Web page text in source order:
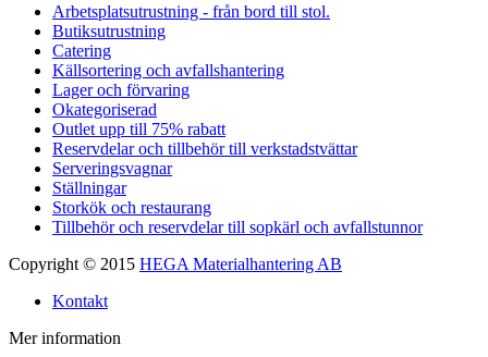
Arbetsplatsutrustning - från bord till stol.
Butiksutrustning
Catering
Källsortering och avfallshantering
Lager och förvaring
Okategoriserad
Outlet upp till 75% rabatt
Reservdelar och tillbehör till verkstadstvättar
Serveringsvagnar
Ställningar
Storkök och restaurang
Tillbehör och reservdelar till sopkärl och avfallstunnor
Copyright © 2015 HEGA Materialhantering AB
Kontakt
Mer information